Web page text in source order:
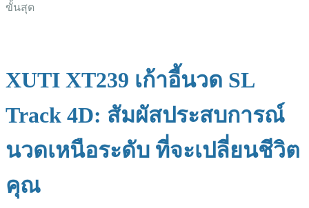
ขั้นสุด
XUTI XT239 เก้าอี้นวด SL
Track 4D: สัมผัสประสบการณ์
นวดเหนือระดับ ที่จะเปลี่ยนชีวิต
คุณ